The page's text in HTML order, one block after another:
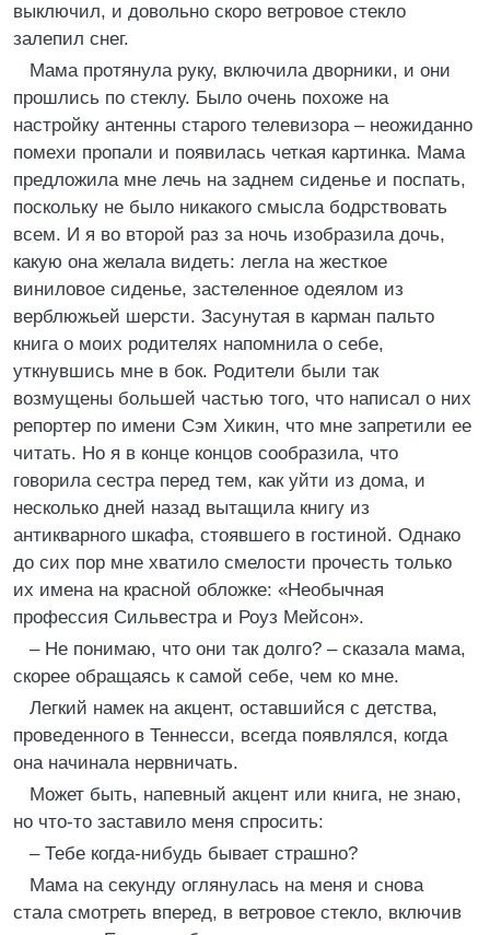
выключил, и довольно скоро ветровое стекло
залепил снег.
Мама протянула руку, включила дворники, и они
прошлись по стеклу. Было очень похоже на
настройку антенны старого телевизора – неожиданно
помехи пропали и появилась четкая картинка. Мама
предложила мне лечь на заднем сиденье и поспать,
поскольку не было никакого смысла бодрствовать
всем. И я во второй раз за ночь изобразила дочь,
какую она желала видеть: легла на жесткое
виниловое сиденье, застеленное одеялом из
верблюжьей шерсти. Засунутая в карман пальто
книга о моих родителях напомнила о себе,
уткнувшись мне в бок. Родители были так
возмущены большей частью того, что написал о них
репортер по имени Сэм Хикин, что мне запретили ее
читать. Но я в конце концов сообразила, что
говорила сестра перед тем, как уйти из дома, и
несколько дней назад вытащила книгу из
антикварного шкафа, стоявшего в гостиной. Однако
до сих пор мне хватило смелости прочесть только
их имена на красной обложке: «Необычная
профессия Сильвестра и Роуз Мейсон».
– Не понимаю, что они так долго? – сказала мама,
скорее обращаясь к самой себе, чем ко мне.
Легкий намек на акцент, оставшийся с детства,
проведенного в Теннесси, всегда появлялся, когда
она начинала нервничать.
Может быть, напевный акцент или книга, не знаю,
но что-то заставило меня спросить:
– Тебе когда-нибудь бывает страшно?
Мама на секунду оглянулась на меня и снова
стала смотреть вперед, в ветровое стекло, включив